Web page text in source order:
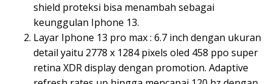
shield proteksi bisa menambah sebagai
keunggulan Iphone 13.
Layar Iphone 13 pro max : 6.7 inch dengan ukuran
detail yaitu 2778 x 1284 pixels oled 458 ppo super
retina XDR display dengan promotion. Adaptive